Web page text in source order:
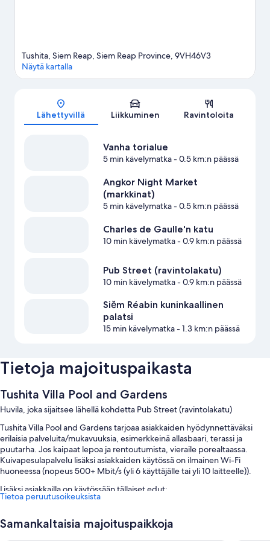
Kartta
Tushita, Siem Reap, Siem Reap Province, 9VH46V3
Näytä kartalla
Lähettyvillä Liikkuminen Ravintoloita
Vanha torialue
5 min kävelymatka- 0.5 km:n päässä
Angkor Night Market
(markkinat)
5 min kävelymatka- 0.5 km:n päässä
Charles de Gaulle'n katu
10 min kävelymatka- 0.9 km:n päässä
Pub Street (ravintolakatu)
10 min kävelymatka- 0.9 km:n päässä
Siĕm Réabin kuninkaallinen
palatsi
15 min kävelymatka- 1.3 km:n päässä
Tietoja majoituspaikasta
Tushita Villa Pool and Gardens
Huvila, joka sijaitsee lähellä kohdetta Pub Street (ravintolakatu)
Tushita Villa Pool and Gardens tarjoaa asiakkaiden hyödynnettäväksi
erilaisia palveluita/mukavuuksia, esimerkkeinä allasbaari, terassi ja
puutarha. Jos kaipaat lepoa ja rentoutumista, vieraile porealtaassa.
Kuivapesulapalvelu lisäksi asiakkaiden käytössä on ilmainen Wi-Fi
huoneessa (nopeus 500+ Mbit/s (yli 6 käyttäjälle tai yli 10 laitteelle)).
Lisäksi asiakkailla on käytössään tällaiset edut:
Polkupyörien vuokrausmahdollisuus, edestakaiset
Tietoa peruutusoikeuksista
Samankaltaisia majoituspaikkoja